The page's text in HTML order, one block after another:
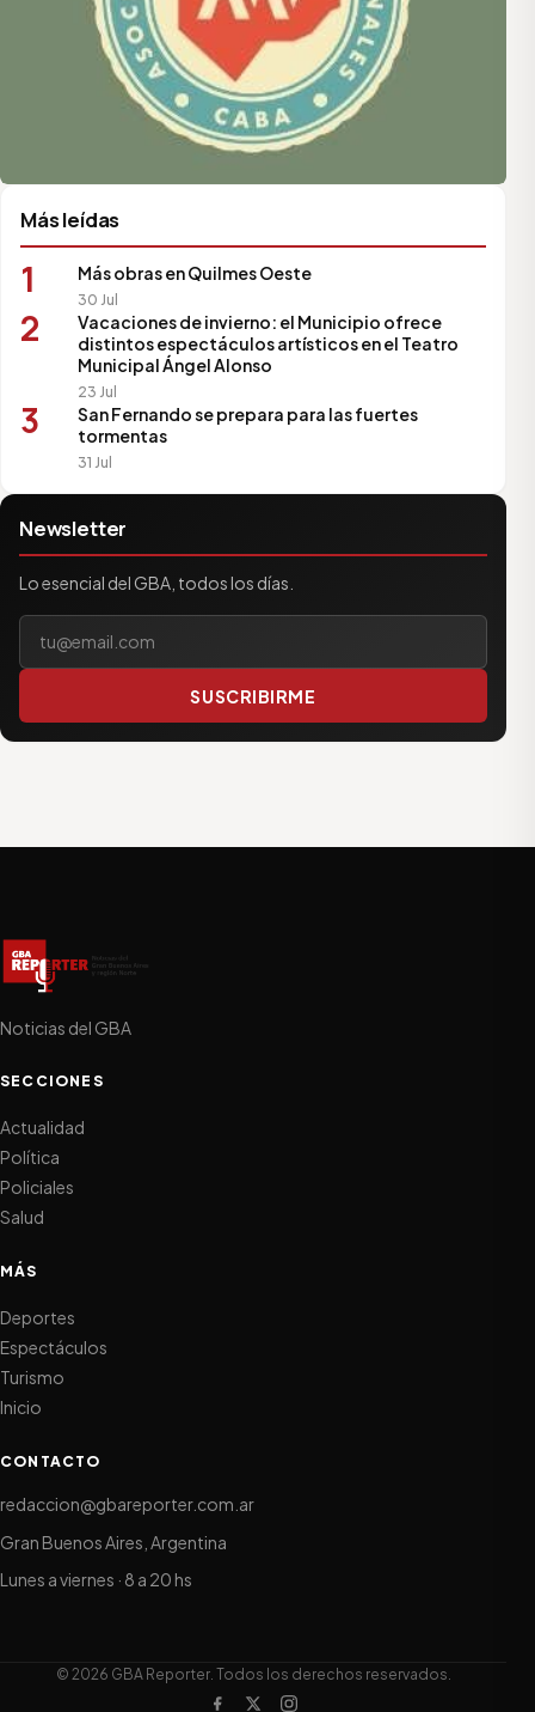
Más leídas
1 Más obras en Quilmes Oeste
30 Jul
2
Vacaciones de invierno: el Municipio ofrece
distintos espectáculos artísticos en el Teatro
Municipal Ángel Alonso
23 Jul
3
San Fernando se prepara para las fuertes
tormentas
31 Jul
Newsletter
Lo esencial del GBA, todos los días.
Tu correo electrónico
SUSCRIBIRME
Noticias del GBA
SECCIONES
Actualidad
Política
Policiales
Salud
MÁS
Deportes
Espectáculos
Turismo
Inicio
CONTACTO
redaccion@gbareporter.com.ar
Gran Buenos Aires, Argentina
Lunes a viernes · 8 a 20 hs
© 2026 GBA Reporter. Todos los derechos reservados.